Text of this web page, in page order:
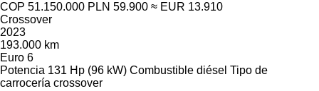
COP 51.150.000 PLN 59.900 ≈ EUR 13.910
Crossover
2023
193.000 km
Euro 6
Potencia 131 Hp (96 kW) Combustible diésel Tipo de
carrocería crossover